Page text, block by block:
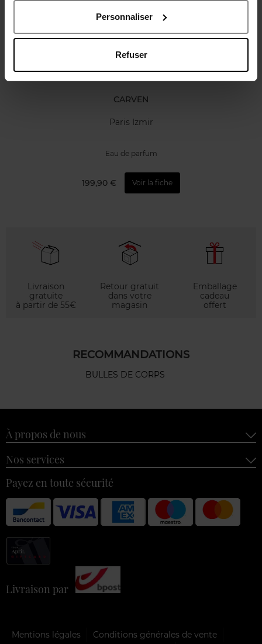
Personnaliser
Refuser
CARVEN
Paris Izmir
Eau de parfum
199,90 € Voir la fiche
Livraison
gratuite
à partir de 55€
Retour gratuit
dans votre
magasin
Emballage
cadeau
offert
RECOMMANDATIONS
BULLES DE CORPS
À propos de nous
Nos services
Payez en toute sécurité
Livraison par
Mentions légales Conditions générales de vente